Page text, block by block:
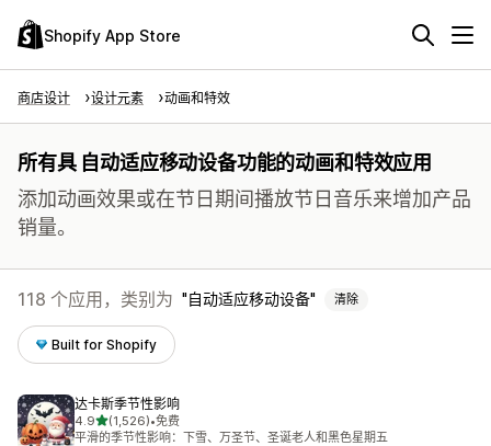
Shopify App Store
商店设计 设计元素 动画和特效
所有具 自动适应移动设备功能的动画和特效应用
添加动画效果或在节日期间播放节日音乐来增加产品
销量。
118 个应用，类别为 自动适应移动设备 清除
Built for Shopify
达卡斯季节性影响
4.9星（满分 5 星）
(1,526)
总共 1526 条评论
•免费
平滑的季节性影响：下雪、万圣节、圣诞老人和黑色星期五